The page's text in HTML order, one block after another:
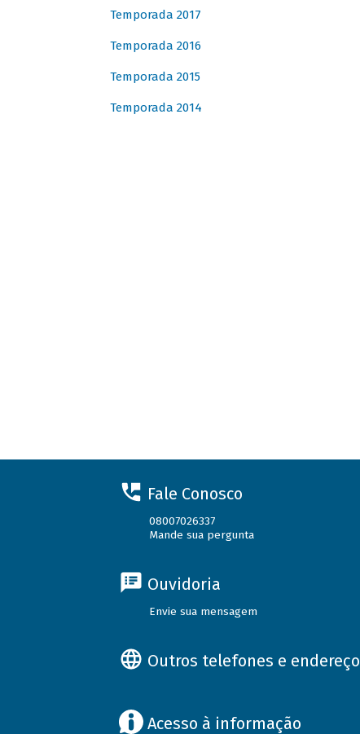
Temporada 2017
Temporada 2016
Temporada 2015
Temporada 2014
Fale Conosco
08007026337
Mande sua pergunta
Ouvidoria
Envie sua mensagem
Outros telefones e
Acesso à informação